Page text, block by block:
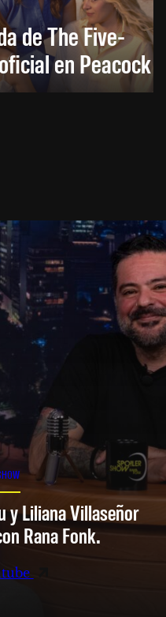
de The Five-
en Peacock
y Liliana Villaseñor
Rana Fonk.